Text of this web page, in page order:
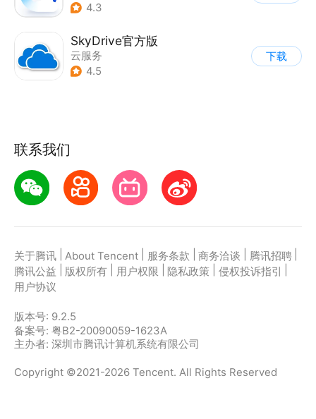
4.3
SkyDrive官方版
云服务
4.5
下载
联系我们
关于腾讯 About Tencent 服务条款 商务洽谈 腾讯招聘
腾讯公益
版权所有 用户权限 隐私政策 侵权投诉指引
用户协议
版本号: 9.2.5
备案号: 粤B2-20090059-1623A
主办者: 深圳市腾讯计算机系统有限公司
Copyright ©2021-2026 Tencent. All Rights Reserved